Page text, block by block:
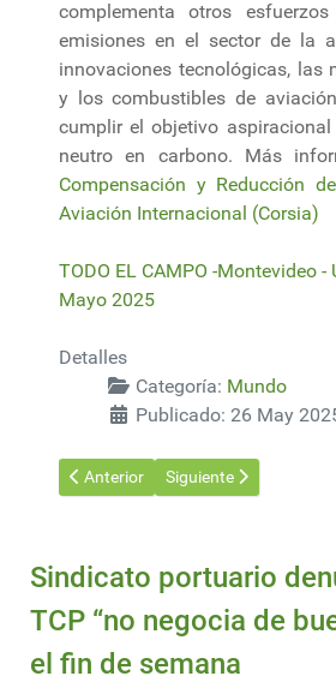
complementa otros
emisiones en el sector de la
innovaciones tecnológicas, las
y los combustibles de
cumplir el objetivo
neutro en carbono. Más
Compensación y Reducción
Aviación Internacional (Corsia)
TODO EL CAMPO -Montevideo -
Mayo 2025
Detalles
Categoría: Mundo
Publicado: 26 May
Artículo anterior: Empresarios de la
Anterior Artículo siguiente: La
Siguiente
Sindicato portuario
TCP “no negocia de
el fin de semana